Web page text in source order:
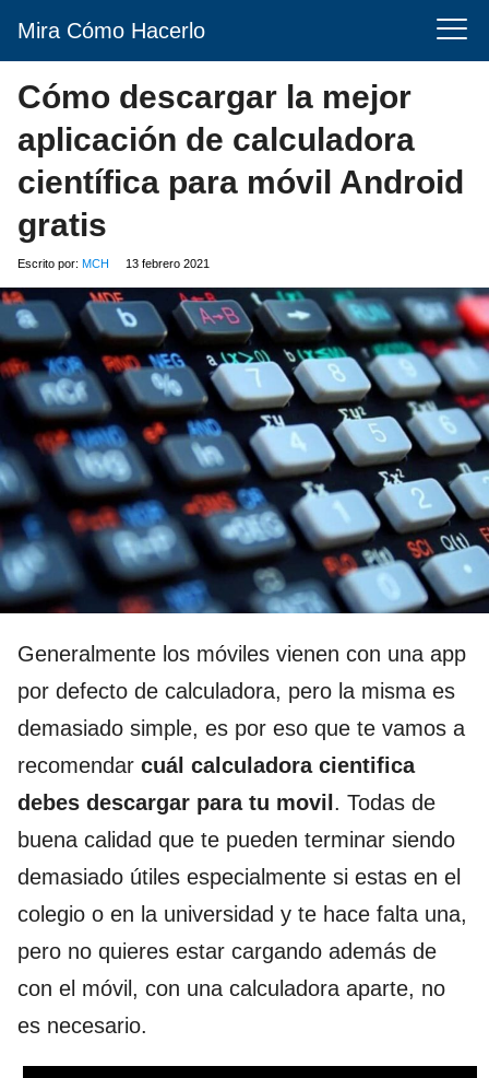
Mira Cómo Hacerlo
Cómo descargar la mejor
aplicación de calculadora
científica para móvil Android
gratis
Escrito por: MCH 13 febrero 2021
Generalmente los móviles vienen con una app
por defecto de calculadora, pero la misma es
demasiado simple, es por eso que te vamos a
recomendar cuál calculadora cientifica
debes descargar para tu movil . Todas de
buena calidad que te pueden terminar siendo
demasiado útiles especialmente si estas en el
colegio o en la universidad y te hace falta una,
pero no quieres estar cargando además de
con el móvil, con una calculadora aparte, no
es necesario.